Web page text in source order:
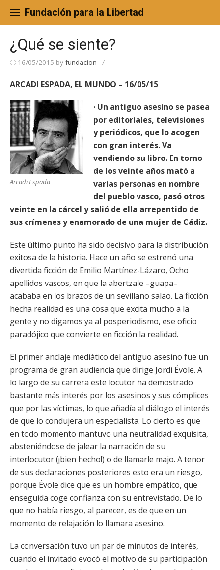
content
Fundación para la Libertad
¿Qué se siente?
16/05/2015 by fundacion /
ARCADI ESPADA, EL MUNDO – 16/05/15
Arcadi Espada
· Un antiguo asesino se pasea
por editoriales, televisiones
y periódicos, que lo acogen
con gran interés. Va
vendiendo su libro. En torno
de los veinte años mató a
varias personas en nombre
del pueblo vasco, pasó otros
veinte en la cárcel y salió de ella arrepentido de
sus crímenes y enamorado de una mujer de Cádiz.
Este último punto ha sido decisivo para la distribución
exitosa de la historia. Hace un año se estrenó una
divertida ficción de Emilio Martínez-Lázaro, Ocho
apellidos vascos, en que la abertzale –guapa–
acababa en los brazos de un sevillano salao. La ficción
hecha realidad es una cosa que excita mucho a la
gente y no digamos ya al posperiodismo, ese oficio
paradójico que convierte en ficción la realidad.
El primer anclaje mediático del antiguo asesino fue un
programa de gran audiencia que dirige Jordi Évole. A
lo largo de su carrera este locutor ha demostrado
bastante más interés por los asesinos y sus cómplices
que por las víctimas, lo que añadía al diálogo el interés
de que lo condujera un especialista. Lo cierto es que
en todo momento mantuvo una neutralidad exquisita,
absteniéndose de jalear la narración de su
interlocutor (¡bien hecho!) o de llamarle majo. A tenor
de sus declaraciones posteriores esto era un riesgo,
porque Évole dice que es un hombre empático, que
enseguida coge confianza con su entrevistado. De lo
que no había riesgo, al parecer, es de que en un
momento de relajación lo llamara asesino.
La conversación tuvo un par de minutos de interés,
cuando el invitado evocó el motivo de su participación